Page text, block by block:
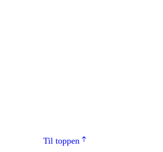
Til toppen